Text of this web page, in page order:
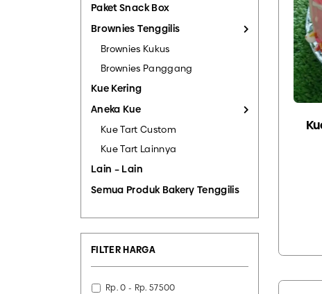
Paket Snack Box
Brownies Tenggilis
Brownies Kukus
Brownies Panggang
Kue Kering
Aneka Kue
Kue Tart Custom
Kue Tart Lainnya
Lain – Lain
Semua Produk Bakery Tenggilis
FILTER HARGA
Rp. 0 - Rp. 57500